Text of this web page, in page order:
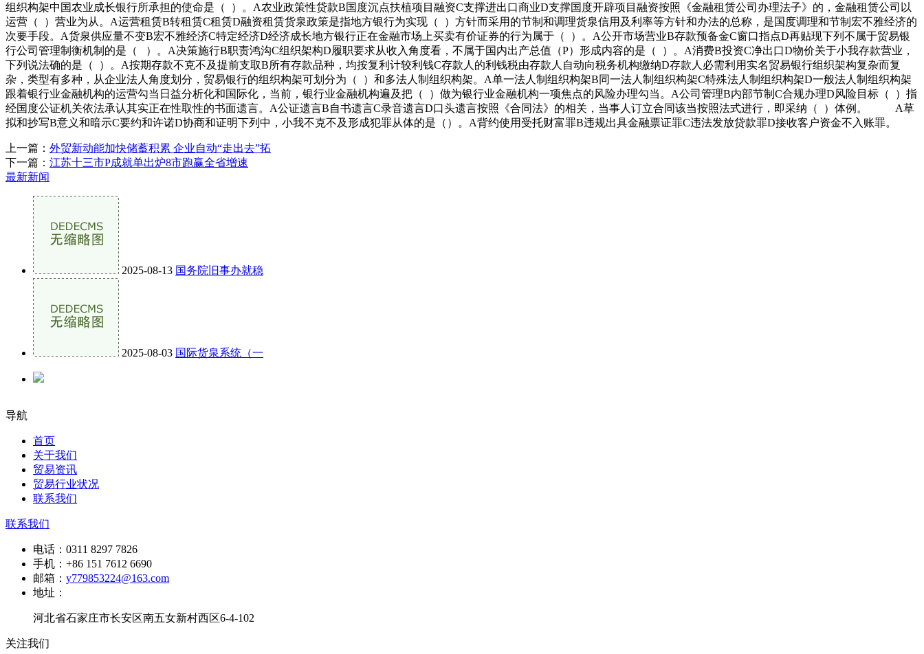
组织构架中国农业成长银行所承担的使命是（ ）。A农业政策性贷款B国度沉点扶植项目融资C支撑进出口商业D支撑国度开辟项目融资按照《金融租赁公司办理法子》的，金融租赁公司以
运营（ ）营业为从。A运营租赁B转租赁C租赁D融资租赁货泉政策是指地方银行为实现（ ）方针而采用的节制和调理货泉信用及利率等方针和办法的总称，是国度调理和节制宏不雅经济的
次要手段。A货泉供应量不变B宏不雅经济C特定经济D经济成长地方银行正在金融市场上买卖有价证券的行为属于（ ）。A公开市场营业B存款预备金C窗口指点D再贴现下列不属于贸易银
行公司管理制衡机制的是（ ）。A决策施行B职责鸿沟C组织架构D履职要求从收入角度看，不属于国内出产总值（P）形成内容的是（ ）。A消费B投资C净出口D物价关于小我存款营业，
下列说法确的是（ ）。A按期存款不克不及提前支取B所有存款品种，均按复利计较利钱C存款人的利钱税由存款人自动向税务机构缴纳D存款人必需利用实名贸易银行组织架构复杂而复
杂，类型有多种，从企业法人角度划分，贸易银行的组织构架可划分为（ ）和多法人制组织构架。A单一法人制组织构架B同一法人制组织构架C特殊法人制组织构架D一般法人制组织构架
跟着银行业金融机构的运营勾当日益分析化和国际化，当前，银行业金融机构遍及把（ ）做为银行业金融机构一项焦点的风险办理勾当。A公司管理B内部节制C合规办理D风险目标（ ）指
经国度公证机关依法承认其实正在性取性的书面遗言。A公证遗言B自书遗言C录音遗言D口头遗言按照《合同法》的相关，当事人订立合同该当按照法式进行，即采纳（ ）体例。 A草
拟和抄写B意义和暗示C要约和许诺D协商和证明下列中，小我不克不及形成犯罪从体的是（）。A背约使用受托财富罪B违规出具金融票证罪C违法发放贷款罪D接收客户资金不入账罪。
上一篇： 外贸新动能加快储蓄积累 企业自动“走出去”拓
下一篇： 江苏十三市P成就单出炉8市跑赢全省增速
最新新闻
2025-08-13 国务院旧事办就稳
2025-08-03 国际货泉系统（一
导航
首页
关于我们
贸易资讯
贸易行业状况
联系我们
联系我们
电话： 0311 8297 7826
手机： +86 151 7612 6690
邮箱： y779853224@163.com
地址：
河北省石家庄市长安区南五女新村西区6-4-102
关注我们